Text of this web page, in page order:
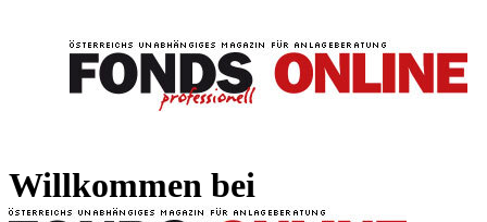
Willkommen bei